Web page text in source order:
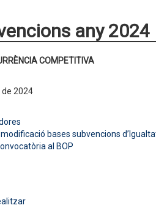
any 2024
COMPETITIVA
de 2024
bases subvencions
al BOP